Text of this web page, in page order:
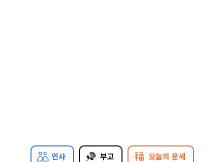
인사 부고 오늘의 운세